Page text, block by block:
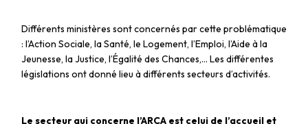
Différents ministères sont concernés par cette problématique
: l’Action Sociale, la Santé, le Logement, l’Emploi, l’Aide à la
Jeunesse, la Justice, l’Égalité des Chances,… Les différentes
législations ont donné lieu à différents secteurs d’activités.
Le secteur qui concerne l’ARCA est celui de l’accueil et